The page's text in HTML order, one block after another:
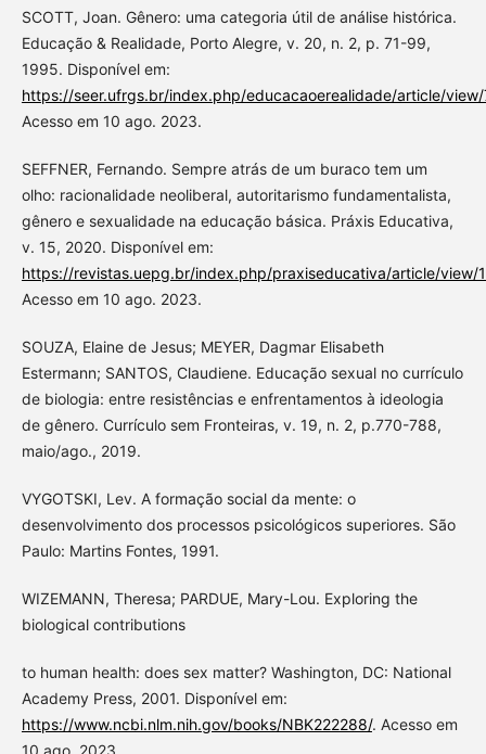
SCOTT, Joan. Gênero: uma categoria útil de análise histórica.
Educação & Realidade, Porto Alegre, v. 20, n. 2, p. 71-99,
1995. Disponível em:
https://seer.ufrgs.br/index.php/educacaoerealidade/article/view/
Acesso em 10 ago. 2023.
SEFFNER, Fernando. Sempre atrás de um buraco tem um
olho: racionalidade neoliberal, autoritarismo fundamentalista,
gênero e sexualidade na educação básica. Práxis Educativa,
v. 15, 2020. Disponível em:
https://revistas.uepg.br/index.php/praxiseducativa/article/view/
Acesso em 10 ago. 2023.
SOUZA, Elaine de Jesus; MEYER, Dagmar Elisabeth
Estermann; SANTOS, Claudiene. Educação sexual no currículo
de biologia: entre resistências e enfrentamentos à ideologia
de gênero. Currículo sem Fronteiras, v. 19, n. 2, p.770-788,
maio/ago., 2019.
VYGOTSKI, Lev. A formação social da mente: o
desenvolvimento dos processos psicológicos superiores. São
Paulo: Martins Fontes, 1991.
WIZEMANN, Theresa; PARDUE, Mary-Lou. Exploring the
biological contributions
to human health: does sex matter? Washington, DC: National
Academy Press, 2001. Disponível em:
https://www.ncbi.nlm.nih.gov/books/NBK222288/. Acesso em